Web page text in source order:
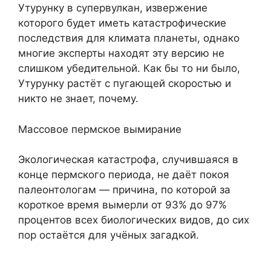
Утурунку в супервулкан, извержение
которого будет иметь катастрофические
последствия для климата планеты, однако
многие эксперты находят эту версию не
слишком убедительной. Как бы то ни было,
Утурунку растёт с пугающей скоростью и
никто не знает, почему.
Массовое пермское вымирание
Экологическая катастрофа, случившаяся в
конце пермского периода, не даёт покоя
палеонтологам — причина, по которой за
короткое время вымерли от 93% до 97%
процентов всех биологических видов, до сих
пор остаётся для учёных загадкой.